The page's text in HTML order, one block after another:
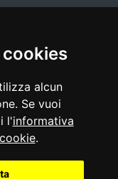
alcun
Se vuoi
l'informativa
.